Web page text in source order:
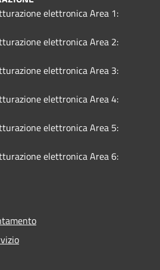
elettronica Area 1:
elettronica Area 2:
elettronica Area 3:
elettronica Area 4:
elettronica Area 5:
elettronica Area 6: